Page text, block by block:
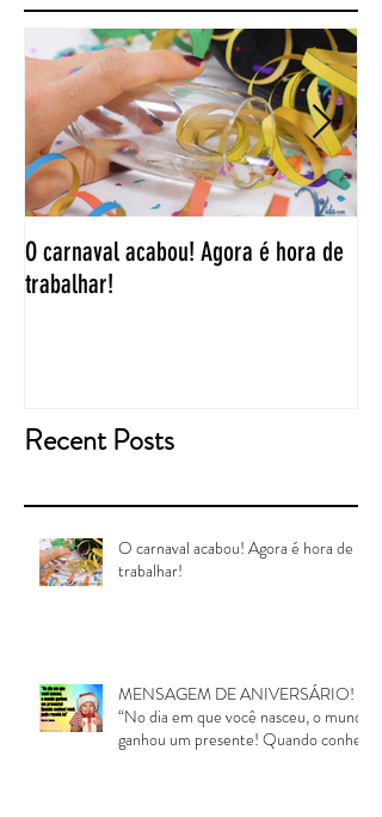
O carnaval acabou! Agora é hora de
trabalhar!
Recent Posts
O carnaval acabou! Agora é hora de
trabalhar!
MENSAGEM DE ANIVERSÁRIO!
“No dia em que você nasceu, o mundo
ganhou um presente! Quando conheci